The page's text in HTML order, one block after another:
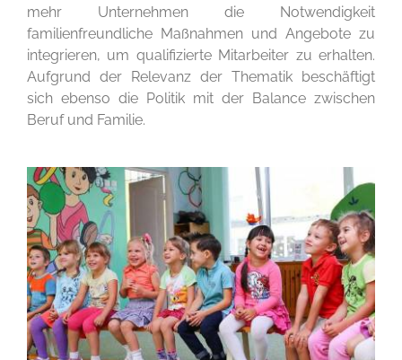
mehr Unternehmen die Notwendigkeit
familienfreundliche Maßnahmen und Angebote zu
integrieren, um qualifizierte Mitarbeiter zu erhalten.
Aufgrund der Relevanz der Thematik beschäftigt
sich ebenso die Politik mit der Balance zwischen
Beruf und Familie.